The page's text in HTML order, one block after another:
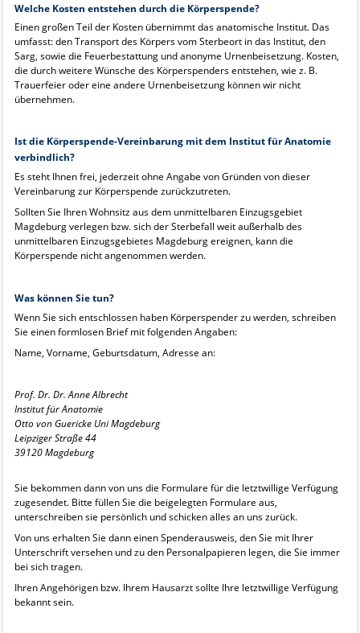
Welche Kosten entstehen durch die Körperspende?
Einen großen Teil der Kosten übernimmt das anatomische Institut. Das
umfasst: den Transport des Körpers vom Sterbeort in das Institut, den
Sarg, sowie die Feuerbestattung und anonyme Urnenbeisetzung. Kosten,
die durch weitere Wünsche des Körperspenders entstehen, wie z. B.
Trauerfeier oder eine andere Urnenbeisetzung können wir nicht
übernehmen.
Ist die Körperspende-Vereinbarung mit dem Institut für Anatomie
verbindlich?
Es steht Ihnen frei, jederzeit ohne Angabe von Gründen von dieser
Vereinbarung zur Körperspende zurückzutreten.
Sollten Sie Ihren Wohnsitz aus dem unmittelbaren Einzugsgebiet
Magdeburg verlegen bzw. sich der Sterbefall weit außerhalb des
unmittelbaren Einzugsgebietes Magdeburg ereignen, kann die
Körperspende nicht angenommen werden.
Was können Sie tun?
Wenn Sie sich entschlossen haben Körperspender zu werden, schreiben
Sie einen formlosen Brief mit folgenden Angaben:
Name, Vorname, Geburtsdatum, Adresse an:
Prof. Dr. Dr. Anne Albrecht
Institut für Anatomie
Otto von Guericke Uni Magdeburg
Leipziger Straße 44
39120 Magdeburg
Sie bekommen dann von uns die Formulare für die letztwillige Verfügung
zugesendet. Bitte füllen Sie die beigelegten Formulare aus,
unterschreiben sie persönlich und schicken alles an uns zurück.
Von uns erhalten Sie dann einen Spenderausweis, den Sie mit Ihrer
Unterschrift versehen und zu den Personalpapieren legen, die Sie immer
bei sich tragen.
Ihren Angehörigen bzw. Ihrem Hausarzt sollte Ihre letztwillige Verfügung
bekannt sein.